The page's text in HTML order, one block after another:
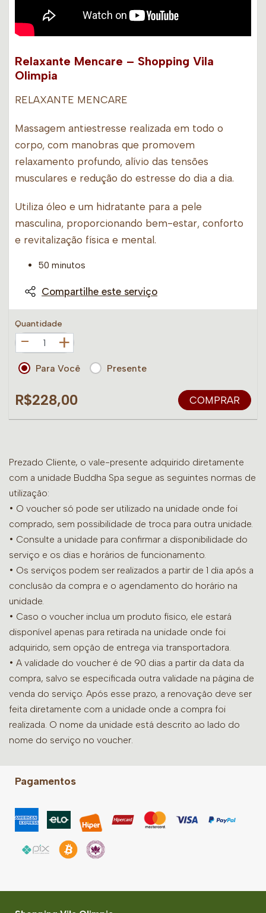
Relaxante Mencare – Shopping Vila
Olimpia
RELAXANTE MENCARE
Massagem antiestresse realizada em todo o
corpo, com manobras que promovem
relaxamento profundo, alívio das tensões
musculares e redução do estresse do dia a dia.
Utiliza óleo e um hidratante para a pele
masculina, proporcionando bem-estar, conforto
e revitalização física e mental.
50 minutos
Compartilhe este serviço
Quantidade
+
Para Você Presente
R$228,00 COMPRAR
Prezado Cliente, o vale-presente adquirido diretamente
com a unidade Buddha Spa segue as seguintes normas de
utilização:
• O voucher só pode ser utilizado na unidade onde foi
comprado, sem possibilidade de troca para outra unidade.
• Consulte a unidade para confirmar a disponibilidade do
serviço e os dias e horários de funcionamento.
• Os serviços podem ser realizados a partir de 1 dia após a
conclusão da compra e o agendamento do horário na
unidade.
• Caso o voucher inclua um produto físico, ele estará
disponível apenas para retirada na unidade onde foi
adquirido, sem opção de entrega via transportadora.
• A validade do voucher é de 90 dias a partir da data da
compra, salvo se especificada outra validade na página de
venda do serviço. Após esse prazo, a renovação deve ser
feita diretamente com a unidade onde a compra foi
realizada. O nome da unidade está descrito ao lado do
nome do serviço no voucher.
Pagamentos